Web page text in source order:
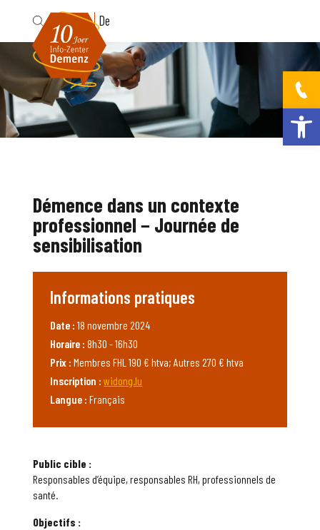
Ouvrir la
Fr De
Public cible :
Responsables d’équipe, responsables RH, professionnels de
santé.
Objectifs :
Démence dans un contexte
professionnel − Journée de
sensibilisation
Informations pratiques
Date : 18 novembre 2024
Horaire : 8h30 - 16h30
Prix : Membres FHL 190 € htva; Autres 270 € htva
Inscription : widong.lu
Langue : Français